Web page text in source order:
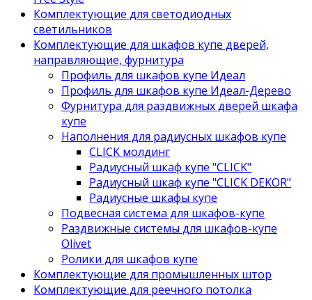
Комплектующие для светодиодных
светильников
Комплектующие для шкафов купе дверей,
направляющие, фурнитура
Профиль для шкафов купе Идеал
Профиль для шкафов купе Идеал-Дерево
Фурнитура для раздвижных дверей шкафа
купе
Наполнения для радиусных шкафов купе
CLICK молдинг
Радиусный шкаф купе "CLICK"
Радиусный шкаф купе "CLICK DEKOR"
Радиусные шкафы купе
Подвесная система для шкафов-купе
Раздвижные системы для шкафов-купе
Olivet
Ролики для шкафов купе
Комплектующие для промышленных штор
Комплектующие для реечного потолка